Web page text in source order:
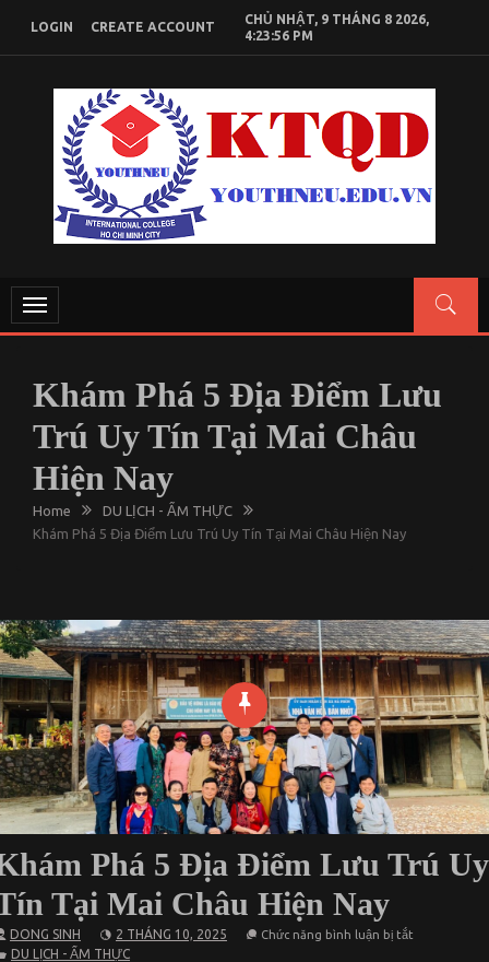
content
LOGIN CREATE ACCOUNT
CHỦ NHẬT, 9 THÁNG 8 2026,
4:23:57 PM
KIẾN THỨC KINH TẾ QUỐC DÂN
Toggle
navigation
Khám Phá 5 Địa Điểm Lưu
Trú Uy Tín Tại Mai Châu
Hiện Nay
Home
DU LỊCH - ẨM THỰC
Khám Phá 5 Địa Điểm Lưu Trú Uy Tín Tại Mai Châu Hiện Nay
Phá 5 Địa Điểm Lưu Trú Uy
Tại Mai Châu Hiện Nay
DONG SINH 2 THÁNG 10, 2025 Chức năng bình luận bị tắt
DU LỊCH - ẨM THỰC